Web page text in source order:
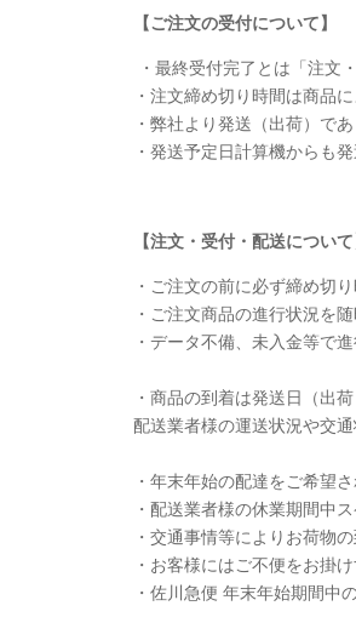
【ご注文の受付について】
・最終受付完了とは「注文
・注文締め切り時間は商品
・弊社より発送（出荷）で
・発送予定日計算機からも
【注文・受付・配送につい
・ご注文の前に必ず締め切
・ご注文商品の進行状況を
・データ不備、未入金等で
・商品の到着は発送日（出
配送業者様の運送状況や交
・年末年始の配達をご希望
・配送業者様の休業期間中
・交通事情等によりお荷物
・お客様にはご不便をお掛
・佐川急便 年末年始期間中